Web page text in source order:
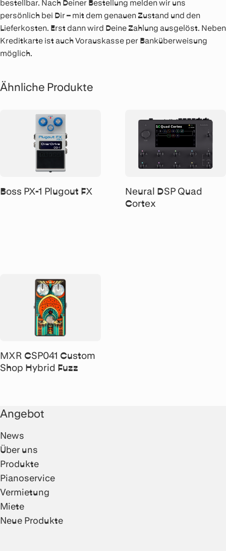
bestellbar. Nach Deiner Bestellung melden wir uns
persönlich bei Dir – mit dem genauen Zustand und den
Lieferkosten. Erst dann wird Deine Zahlung ausgelöst. Neben
Kreditkarte ist auch Vorauskasse per Banküberweisung
möglich.
Ähnliche Produkte
Boss PX-1 Plugout FX
Neural DSP Quad
Cortex
MXR CSP041 Custom
Shop Hybrid Fuzz
Angebot
News
Über uns
Produkte
Pianoservice
Vermietung
Miete
Neue Produkte